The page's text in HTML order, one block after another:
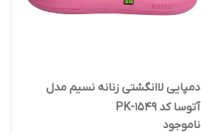
دمپایی لاانگشتی زنانه نسیم مدل
آتوسا کد 1549-PK
ناموجود